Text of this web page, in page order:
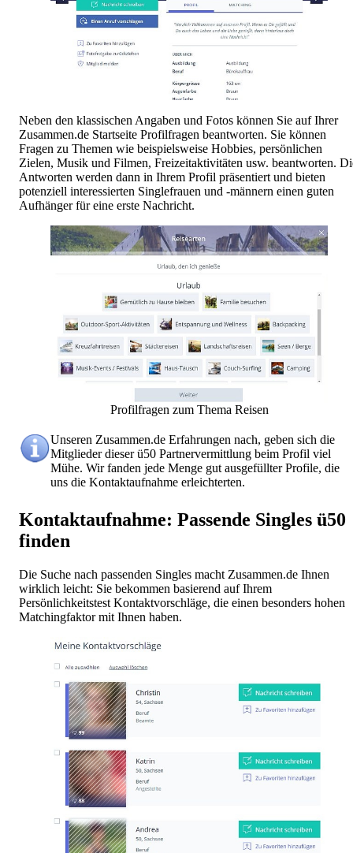
Neben den klassischen Angaben und Fotos können Sie auf Ihrer
Zusammen.de Startseite Profilfragen beantworten. Sie können
Fragen zu Themen wie beispielsweise Hobbies, persönlichen
Zielen, Musik und Filmen, Freizeitaktivitäten usw. beantworten.
Antworten werden dann in Ihrem Profil präsentiert und bieten
potenziell interessierten Singlefrauen und -männern einen guten
Aufhänger für eine erste Nachricht.
Profilfragen zum Thema Reisen
Unseren Zusammen.de Erfahrungen nach, geben sich die
Mitglieder dieser ü50 Partnervermittlung beim Profil viel
Mühe. Wir fanden jede Menge gut ausgefüllter Profile, die
uns die Kontaktaufnahme erleichterten.
Kontaktaufnahme: Passende Singles ü50
finden
Die Suche nach passenden Singles macht Zusammen.de Ihnen
wirklich leicht: Sie bekommen basierend auf Ihrem
Persönlichkeitstest Kontaktvorschläge, die einen besonders hohen
Matchingfaktor mit Ihnen haben.